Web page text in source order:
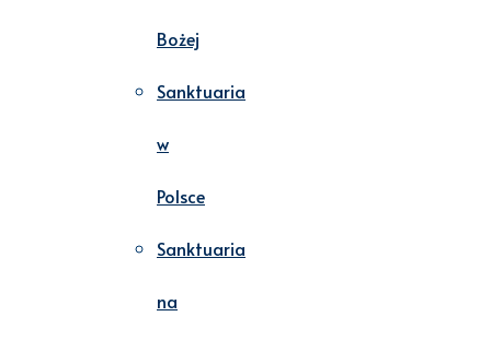
Bożej
Sanktuaria
w
Polsce
Sanktuaria
na